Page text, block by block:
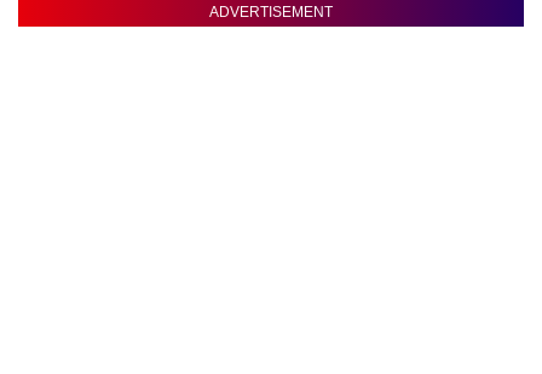
ADVERTISEMENT